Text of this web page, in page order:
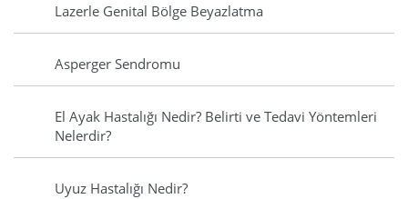
Lazerle Genital Bölge Beyazlatma
Asperger Sendromu
El Ayak Hastalığı Nedir? Belirti ve Tedavi Yöntemleri
Nelerdir?
Uyuz Hastalığı Nedir?